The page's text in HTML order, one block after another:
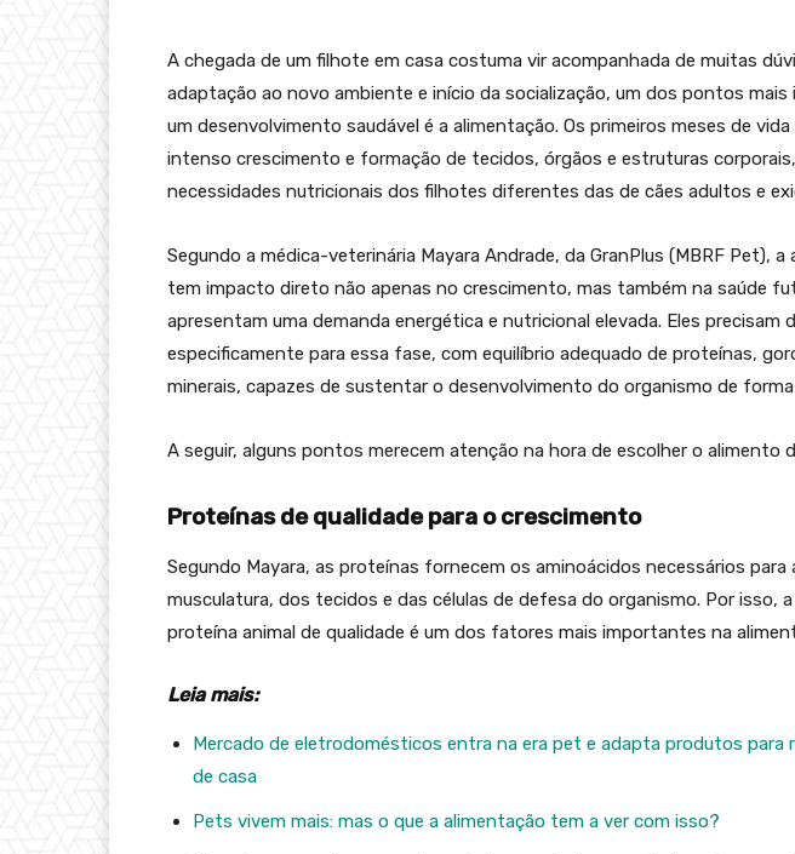
A chegada de um filhote em casa costuma vir acompanhada de muitas
adaptação ao novo ambiente e início da socialização, um dos pontos
um desenvolvimento saudável é a alimentação. Os primeiros meses de
intenso crescimento e formação de tecidos, órgãos e estruturas
necessidades nutricionais dos filhotes diferentes das de cães adultos e
Segundo a médica-veterinária Mayara Andrade, da GranPlus (MBRF Pet),
tem impacto direto não apenas no crescimento, mas também na saúde
apresentam uma demanda energética e nutricional elevada. Eles precisam
especificamente para essa fase, com equilíbrio adequado de proteínas,
minerais, capazes de sustentar o desenvolvimento do organismo de forma
A seguir, alguns pontos merecem atenção na hora de escolher o alimento
Proteínas de qualidade para o crescimento
Segundo Mayara, as proteínas fornecem os aminoácidos necessários para
musculatura, dos tecidos e das células de defesa do organismo. Por isso,
proteína animal de qualidade é um dos fatores mais importantes na
Leia mais:
Mercado de eletrodomésticos entra na era pet e adapta produtos para
de casa
Pets vivem mais: mas o que a alimentação tem a ver com isso?